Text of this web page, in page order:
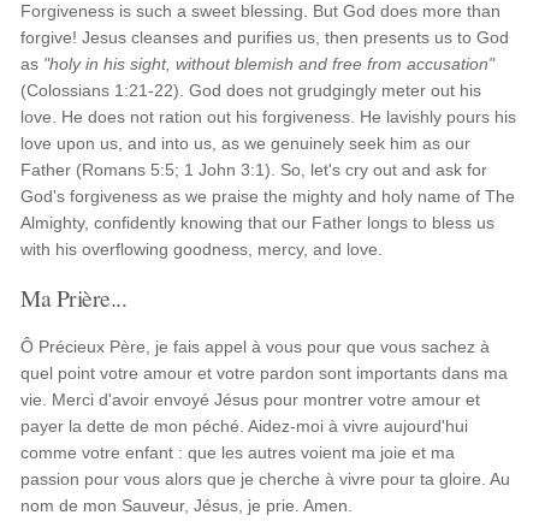
Forgiveness is such a sweet blessing. But God does more than
forgive! Jesus cleanses and purifies us, then presents us to God
as "holy in his sight, without blemish and free from accusation"
(Colossians 1:21-22). God does not grudgingly meter out his
love. He does not ration out his forgiveness. He lavishly pours his
love upon us, and into us, as we genuinely seek him as our
Father (Romans 5:5; 1 John 3:1). So, let's cry out and ask for
God's forgiveness as we praise the mighty and holy name of The
Almighty, confidently knowing that our Father longs to bless us
with his overflowing goodness, mercy, and love.
Ma Prière...
Ô Précieux Père, je fais appel à vous pour que vous sachez à
quel point votre amour et votre pardon sont importants dans ma
vie. Merci d'avoir envoyé Jésus pour montrer votre amour et
payer la dette de mon péché. Aidez-moi à vivre aujourd'hui
comme votre enfant : que les autres voient ma joie et ma
passion pour vous alors que je cherche à vivre pour ta gloire. Au
nom de mon Sauveur, Jésus, je prie. Amen.